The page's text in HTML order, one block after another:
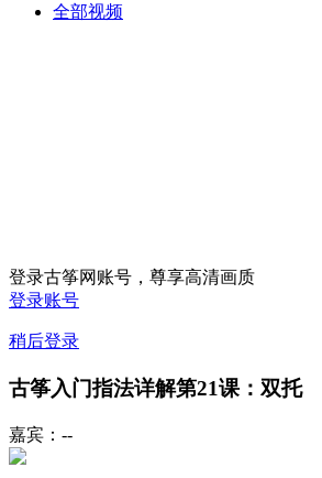
全部视频
登录古筝网账号，尊享高清画质
登录账号
稍后登录
古筝入门指法详解第21课：双托
嘉宾：--